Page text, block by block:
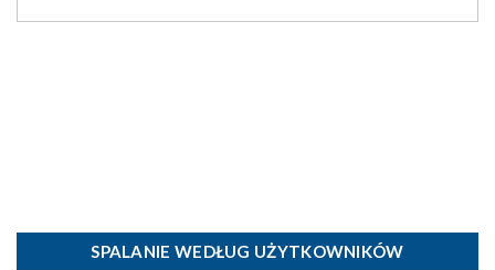
SPALANIE WEDŁUG UŻYTKOWNIKÓW